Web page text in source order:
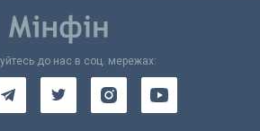
до нас в соц. мережах: